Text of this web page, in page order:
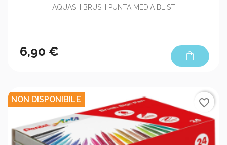
AQUASH BRUSH PUNTA MEDIA BLIST
6,90 € shopping_bag
NON DISPONIBILE favorite_border